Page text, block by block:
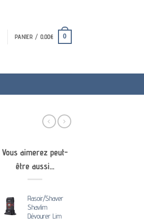
PANIER / 0.00€ 0
Vous aimerez peut-
être aussi…
Rasoir/Shaver
Shavlim
Dévourer Lim